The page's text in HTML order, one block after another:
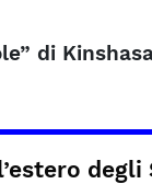
di